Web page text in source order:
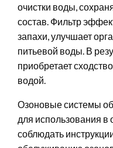
очистки воды,
состав. Фильтр
запахи, улучшает
питьевой воды. В
приобретает
водой.
Озоновые системы
для использования
соблюдать